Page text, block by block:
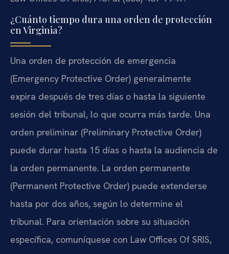
¿Cuánto tiempo dura una orden de protección
en Virginia?
Una orden de protección de emergencia
(Emergency Protective Order) generalmente
expira después de tres días o hasta la siguiente
sesión del tribunal, lo que ocurra más tarde. Una
orden preliminar (Preliminary Protective Order)
puede durar hasta 15 días o hasta la audiencia de
la orden permanente. La orden permanente
(Permanent Protective Order) puede extenderse
hasta por dos años, según lo determine el
tribunal. Para orientación sobre su situación
específica, comuníquese con Law Offices Of SRIS,